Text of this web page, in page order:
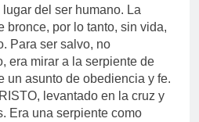
del ser humano. La
bronce, por lo tanto, sin vida,
Para ser salvo, no
era mirar a la serpiente de
un asunto de obediencia y fe.
levantado en la cruz y
Era una serpiente como